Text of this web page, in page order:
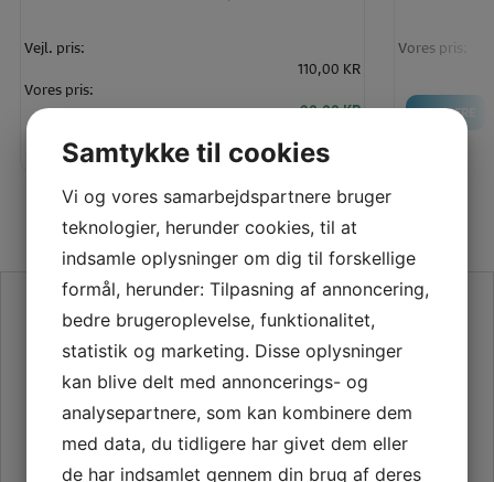
LÆS MERE
Vejl. pris:
110,00 KR
Vores pris:
90,00 KR LÆS MERE
Vores pris:
SE VORES ANMELDELSER PÅ TRUSTPILOT
Samtykke til cookies
Vi og vores samarbejdspartnere bruger
teknologier, herunder cookies, til at
indsamle oplysninger om dig til forskellige
formål, herunder: Tilpasning af annoncering,
bedre brugeroplevelse, funktionalitet,
statistik og marketing. Disse oplysninger
kan blive delt med annoncerings- og
analysepartnere, som kan kombinere dem
med data, du tidligere har givet dem eller
de har indsamlet gennem din brug af deres